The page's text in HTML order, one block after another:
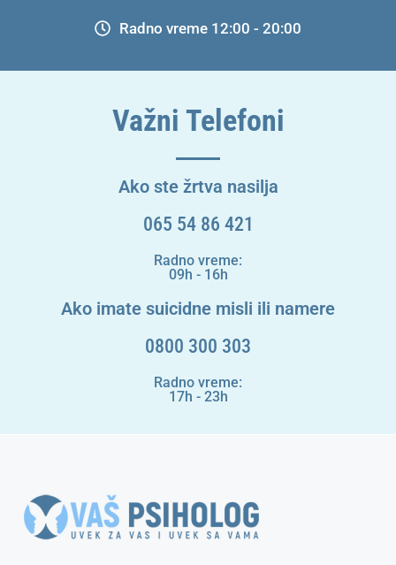
Radno vreme 12:00 - 20:00
Važni Telefoni
Ako ste žrtva nasilja
065 54 86 421
Radno vreme:
09h - 16h
Ako imate suicidne misli ili namere
0800 300 303
Radno vreme:
17h - 23h